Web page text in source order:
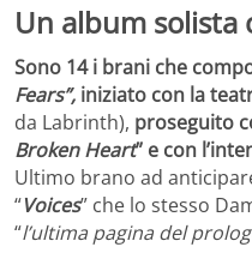
Un album solista
Sono 14 i brani che
Fears”, iniziato con la
da Labrinth), proseguito
Broken Heart” e con
Ultimo brano ad
“Voices” che lo stesso
“l’ultima pagina del